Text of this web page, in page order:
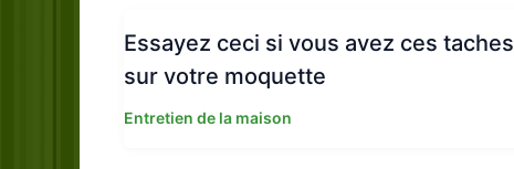
Essayez ceci si vous avez ces taches
sur votre moquette
Entretien de la maison